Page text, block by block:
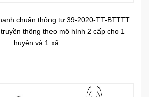
chuẩn thông tư 39-2020-TT-BTTTT
thông theo mô hình 2 cấp cho 1
huyện và 1 xã